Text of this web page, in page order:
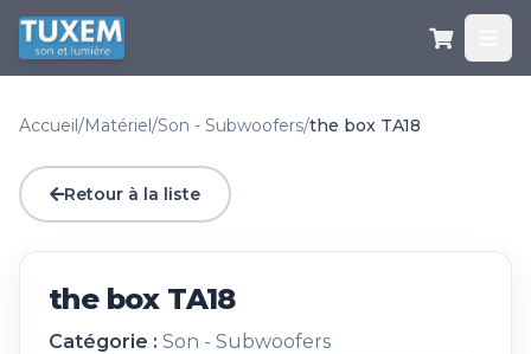
Accueil/Matériel/Son - Subwoofers/the box TA18
Retour à la liste
the box TA18
Catégorie : Son - Subwoofers